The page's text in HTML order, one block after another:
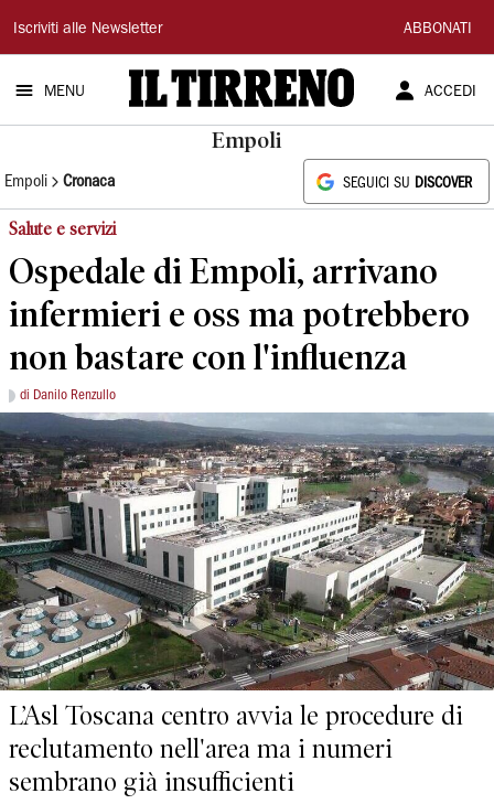
Il
Tirreno
Iscriviti alle Newsletter ABBONATI
MENU ACCEDI
Empoli
Empoli Cronaca SEGUICI SU DISCOVER
Salute e servizi
Ospedale di Empoli, arrivano
infermieri e oss ma potrebbero
non bastare con l'influenza
di Danilo Renzullo
L’Asl Toscana centro avvia le procedure di
reclutamento nell'area ma i numeri
sembrano già insufficienti